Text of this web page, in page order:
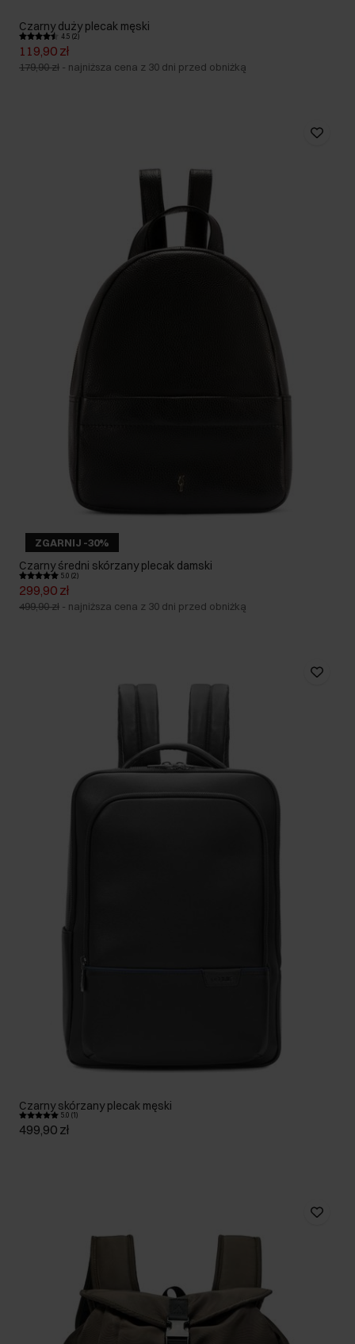
Czarny duży plecak męski
4.5 (2)
119,90 zł
179,90 zł - najniższa cena z 30 dni przed obniżką
ZGARNIJ -30%
Czarny średni skórzany plecak damski
5.0 (2)
299,90 zł
499,90 zł - najniższa cena z 30 dni przed obniżką
Czarny skórzany plecak męski
5.0 (1)
499,90 zł